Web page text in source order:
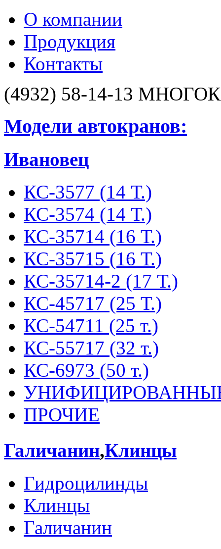
О компании
Продукция
Контакты
(4932) 58-14-13
Модели автокранов:
Ивановец
КС-3577 (14 Т.)
КС-3574 (14 Т.)
КС-35714 (16 Т.)
КС-35715 (16 Т.)
КС-35714-2 (17 Т.)
КС-45717 (25 Т.)
КС-54711 (25 т.)
КС-55717 (32 т.)
КС-6973 (50 т.)
ПРОЧИЕ
Галичанин,Клинцы
Гидроцилинды
Клинцы
Галичанин